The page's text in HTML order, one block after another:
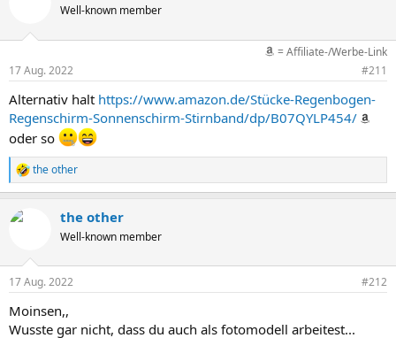
n
Well-known member
= Affiliate-/Werbe-Link
17 Aug. 2022
#211
Alternativ halt https://www.amazon.de/Stücke-Regenbogen-
Regenschirm-Sonnenschirm-Stirnband/dp/B07QYLP454/
oder so
R
e
k
e
:
the other
the other
Well-known member
17 Aug. 2022 #212
Moinsen,,
Wusste gar nicht, dass du auch als fotomodell arbeitest...